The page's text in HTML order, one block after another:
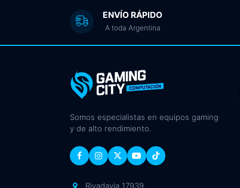
ENVÍO RÁPIDO
A toda Argentina
Somos especialistas en equipos gaming
y de alto rendimiento.
Rivadavia 17939